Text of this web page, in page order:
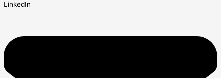
LinkedIn